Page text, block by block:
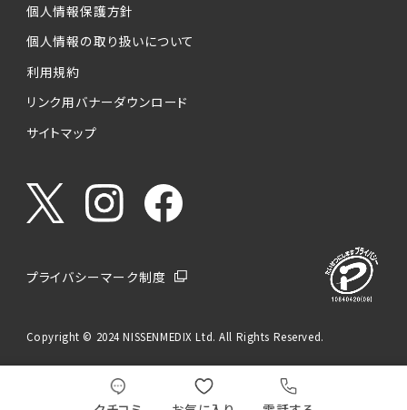
個人情報保護方針
個人情報の取り扱いについて
利用規約
リンク用バナーダウンロード
サイトマップ
プライバシーマーク制度
Copyright © 2024 NISSENMEDIX Ltd. All Rights Reserved.